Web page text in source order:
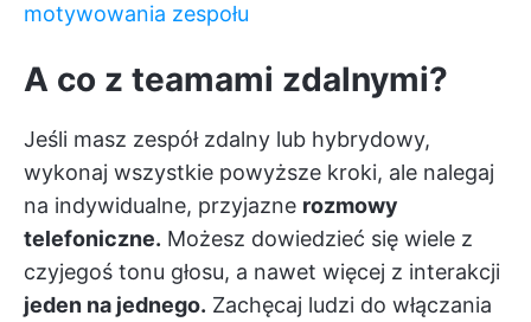
motywowania zespołu
A co z teamami zdalnymi?
Jeśli masz zespół zdalny lub hybrydowy,
wykonaj wszystkie powyższe kroki, ale nalegaj
na indywidualne, przyjazne rozmowy
telefoniczne. Możesz dowiedzieć się wiele z
czyjegoś tonu głosu, a nawet więcej z interakcji
jeden na jednego. Zachęcaj ludzi do włączania